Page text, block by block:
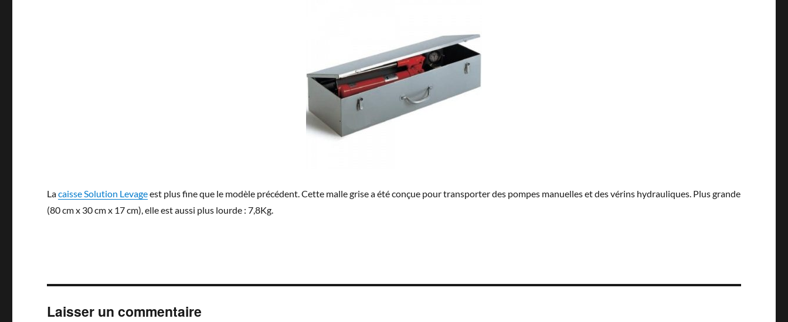
Lacaisse Solution Levageest plus fine que le modèle précédent. Cette malle grise a été conçue pour transporter des pompes manuelles et des vérins hydrauliques. Plus grande
(80 cm x 30 cm x 17 cm), elle est aussi plus lourde : 7,8Kg.
Laisser un commentaire